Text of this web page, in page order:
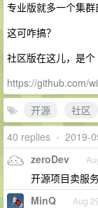
专业版就多一个集群
这可咋搞？
社区版在这儿，是
https://github.com/
开源
社区
40 replies • 2019-
zeroDev
开源项目卖服
MinQ Aug